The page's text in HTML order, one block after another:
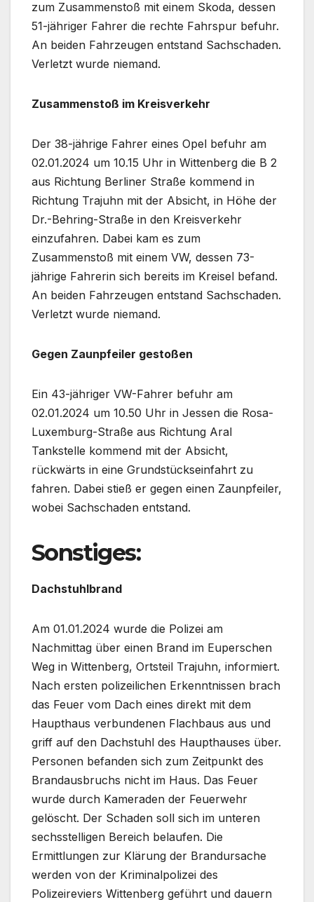
zum Zusammenstoß mit einem Skoda, dessen
51-jähriger Fahrer die rechte Fahrspur befuhr.
An beiden Fahrzeugen entstand Sachschaden.
Verletzt wurde niemand.
Zusammenstoß im Kreisverkehr
Der 38-jährige Fahrer eines Opel befuhr am
02.01.2024 um 10.15 Uhr in Wittenberg die B 2
aus Richtung Berliner Straße kommend in
Richtung Trajuhn mit der Absicht, in Höhe der
Dr.-Behring-Straße in den Kreisverkehr
einzufahren. Dabei kam es zum
Zusammenstoß mit einem VW, dessen 73-
jährige Fahrerin sich bereits im Kreisel befand.
An beiden Fahrzeugen entstand Sachschaden.
Verletzt wurde niemand.
Gegen Zaunpfeiler gestoßen
Ein 43-jähriger VW-Fahrer befuhr am
02.01.2024 um 10.50 Uhr in Jessen die Rosa-
Luxemburg-Straße aus Richtung Aral
Tankstelle kommend mit der Absicht,
rückwärts in eine Grundstückseinfahrt zu
fahren. Dabei stieß er gegen einen Zaunpfeiler,
wobei Sachschaden entstand.
Sonstiges:
Dachstuhlbrand
Am 01.01.2024 wurde die Polizei am
Nachmittag über einen Brand im Euperschen
Weg in Wittenberg, Ortsteil Trajuhn, informiert.
Nach ersten polizeilichen Erkenntnissen brach
das Feuer vom Dach eines direkt mit dem
Haupthaus verbundenen Flachbaus aus und
griff auf den Dachstuhl des Haupthauses über.
Personen befanden sich zum Zeitpunkt des
Brandausbruchs nicht im Haus. Das Feuer
wurde durch Kameraden der Feuerwehr
gelöscht. Der Schaden soll sich im unteren
sechsstelligen Bereich belaufen. Die
Ermittlungen zur Klärung der Brandursache
werden von der Kriminalpolizei des
Polizeireviers Wittenberg geführt und dauern